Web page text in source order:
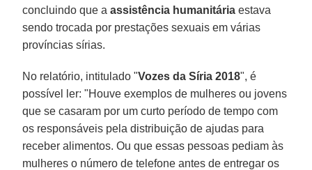
concluindo que aassistência humanitária estava
sendo trocada por prestações sexuais em várias
províncias sírias.
No relatório, intitulado "Vozes da Síria 2018", é
possível ler: "Houve exemplos de mulheres ou jovens
que se casaram por um curto período de tempo com
os responsáveis pela distribuição de ajudas para
receber alimentos. Ou que essas pessoas pediam às
mulheres o número de telefone antes de entregar os